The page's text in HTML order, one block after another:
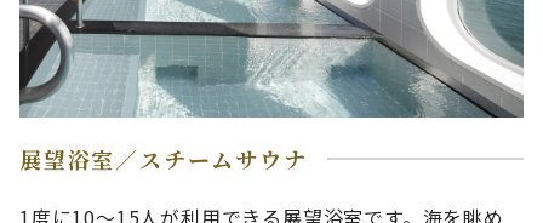
展望浴室／スチームサウナ